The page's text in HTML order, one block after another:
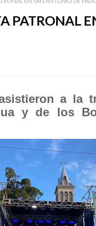
PATRONAL
a la
y de los